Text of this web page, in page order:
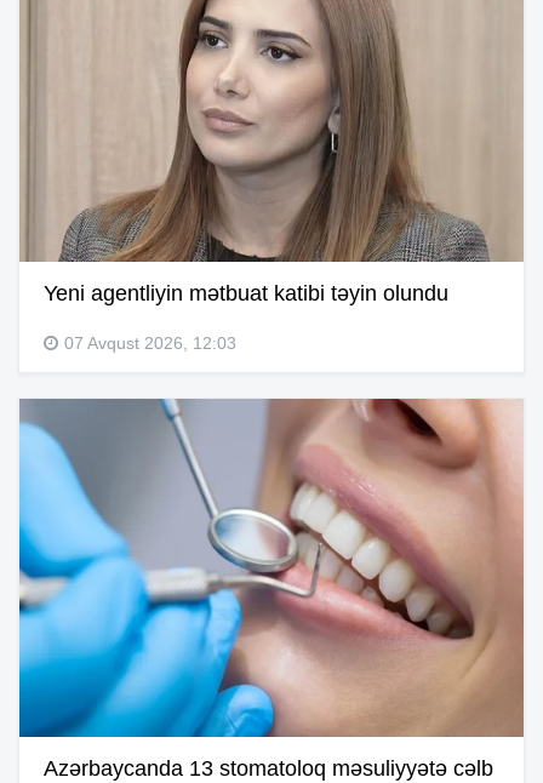
Yeni agentliyin mətbuat katibi təyin olundu
07 Avqust 2026, 12:03
Azərbaycanda 13 stomatoloq məsuliyyətə cəlb